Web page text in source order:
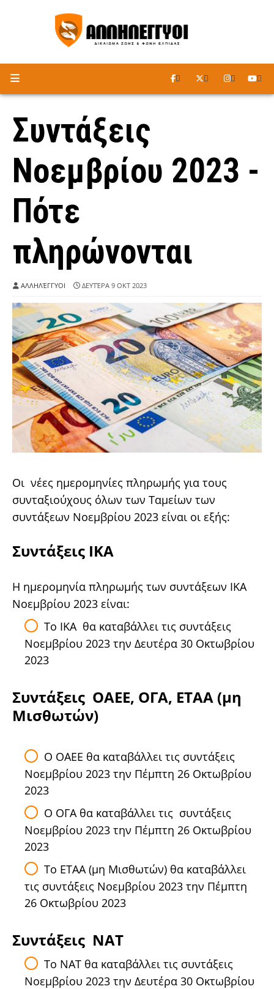
ΑΚΟΥΣΤΕ ΤΟ ΡΑΔΙΟΦΩΝΟ
Συντάξεις
Νοεμβρίου 2023 -
Πότε
πληρώνονται
ΑΛΛΗΛΈΓΓΥΟΙ ΔΕΥΤΈΡΑ 9 ΟΚΤ 2023
Οι νέες ημερομηνίες πληρωμής για τους
συνταξιούχους όλων των Ταμείων των
συντάξεων Νοεμβρίου 2023 είναι οι εξής:
Συντάξεις ΙΚΑ
H ημερομηνία πληρωμής των συντάξεων ΙΚΑ
Νοεμβρίου 2023 είναι:
Το ΙΚΑ θα καταβάλλει τις συντάξεις
Νοεμβρίου 2023 την Δευτέρα 30 Οκτωβρίου
2023
Συντάξεις ΟΑΕΕ, ΟΓΑ, ΕΤΑΑ (μη
Μισθωτών)
Ο ΟΑΕΕ θα καταβάλλει τις συντάξεις
Νοεμβρίου 2023 την Πέμπτη 26 Οκτωβρίου
2023
Ο ΟΓΑ θα καταβάλλει τις συντάξεις
Νοεμβρίου 2023 την Πέμπτη 26 Οκτωβρίου
2023
Το ΕΤΑΑ (μη Μισθωτών) θα καταβάλλει
τις συντάξεις Νοεμβρίου 2023 την Πέμπτη
26 Οκτωβρίου 2023
Συντάξεις ΝΑΤ
Το ΝΑΤ θα καταβάλλει τις συντάξεις
Νοεμβρίου 2023 την Δευτέρα 30 Οκτωβρίου